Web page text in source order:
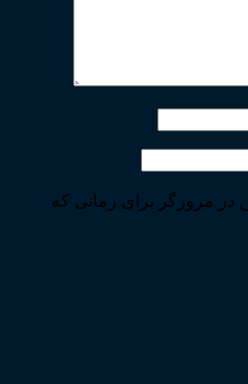
در مرورگر برای زمانی که